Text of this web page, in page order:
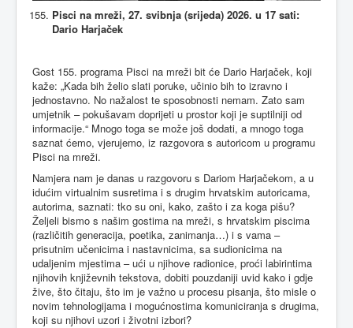
Pisci na mreži, 27. svibnja (srijeda) 2026. u 17 sati:
Dario Harjaček
Gost 155. programa Pisci na mreži bit će Dario Harjaček, koji
kaže: „Kada bih želio slati poruke, učinio bih to izravno i
jednostavno. No nažalost te sposobnosti nemam. Zato sam
umjetnik – pokušavam doprijeti u prostor koji je suptilniji od
informacije.“ Mnogo toga se može još dodati, a mnogo toga
saznat ćemo, vjerujemo, iz razgovora s autoricom u programu
Pisci na mreži.
Namjera nam je danas u razgovoru s Dariom Harjačekom, a u
idućim virtualnim susretima i s drugim hrvatskim autoricama,
autorima, saznati: tko su oni, kako, zašto i za koga pišu?
Željeli bismo s našim gostima na mreži, s hrvatskim piscima
(različitih generacija, poetika, zanimanja…) i s vama –
prisutnim učenicima i nastavnicima, sa sudionicima na
udaljenim mjestima – ući u njihove radionice, proći labirintima
njihovih književnih tekstova, dobiti pouzdaniji uvid kako i gdje
žive, što čitaju, što im je važno u procesu pisanja, što misle o
novim tehnologijama i mogućnostima komuniciranja s drugima,
koji su njihovi uzori i životni izbori?